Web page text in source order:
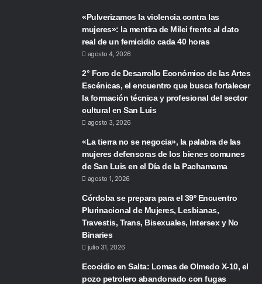
«Pulverizamos la violencia contra las
mujeres»: la mentira de Milei frente al dato
real de un femicidio cada 40 horas
agosto 4, 2026
2° Foro de Desarrollo Económico de las Artes
Escénicas, el encuentro que busca fortalecer
la formación técnica y profesional del sector
cultural en San Luis
agosto 3, 2026
«La tierra no se negocia», la palabra de las
mujeres defensoras de los bienes comunes
de San Luis en el Día de la Pachamama
agosto 1, 2026
Córdoba se prepara para el 39º Encuentro
Plurinacional de Mujeres, Lesbianas,
Travestis, Trans, Bisexuales, Intersex y No
Binaries
julio 31, 2026
Ecocidio en Salta: Lomas de Olmedo X-10, el
pozo petrolero abandonado con fugas